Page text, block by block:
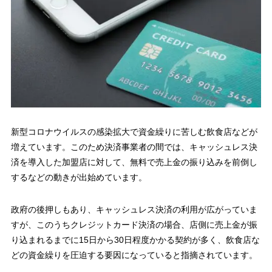
新型コロナウイルスの感染拡大で資金繰りに苦しむ飲食店などが
増えています。このため決済事業者の間では、キャッシュレス決
済を導入した加盟店に対して、無料で売上金の振り込みを前倒し
するなどの動きが出始めています。
政府の後押しもあり、キャッシュレス決済の利用が広がっていま
すが、このうちクレジットカード決済の場合、店側に売上金が振
り込まれるまでに15日から30日程度かかる契約が多く、飲食店な
どの資金繰りを圧迫する要因になっていると指摘されています。